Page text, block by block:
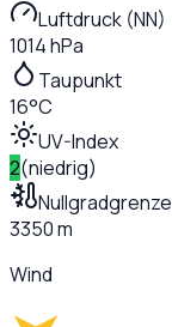
Luftdruck (NN)
1014 hPa
Taupunkt
16°C
UV-Index
2(niedrig)
Nullgradgrenze
3350 m
Wind